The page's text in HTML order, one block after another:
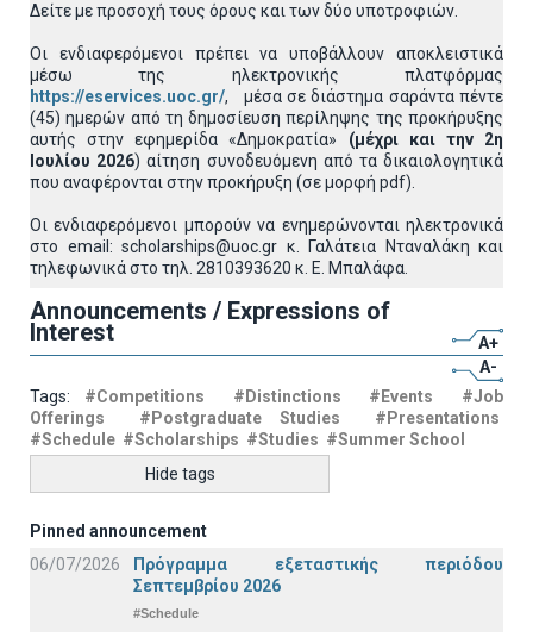
Δείτε με προσοχή τους όρους και των δύο υποτροφιών.
Οι ενδιαφερόμενοι πρέπει να υποβάλλουν αποκλειστικά
μέσω της ηλεκτρονικής πλατφόρμας
https://eservices.uoc.gr/, μέσα σε διάστημα σαράντα πέντε
(45) ημερών από τη δημοσίευση περίληψης της προκήρυξης
αυτής στην εφημερίδα «Δημοκρατία» (μέχρι και την 2η
Ιουλίου 2026) αίτηση συνοδευόμενη από τα δικαιολογητικά
που αναφέρονται στην προκήρυξη (σε μορφή pdf).
Οι ενδιαφερόμενοι μπορούν να ενημερώνονται ηλεκτρονικά
στο email: scholarships@uoc.gr κ. Γαλάτεια Νταναλάκη και
τηλεφωνικά στο τηλ. 2810393620 κ. Ε. Μπαλάφα.
Announcements / Expressions of
Interest
A+
A-
Tags: #Competitions #Distinctions #Events
#Job
Offerings
#Postgraduate Studies
#Presentations
#Schedule #Scholarships #Studies #Summer School
Hide tags
Pinned announcement
06/07/2026
Πρόγραμμα εξεταστικής περιόδου
Σεπτεμβρίου 2026
#Schedule